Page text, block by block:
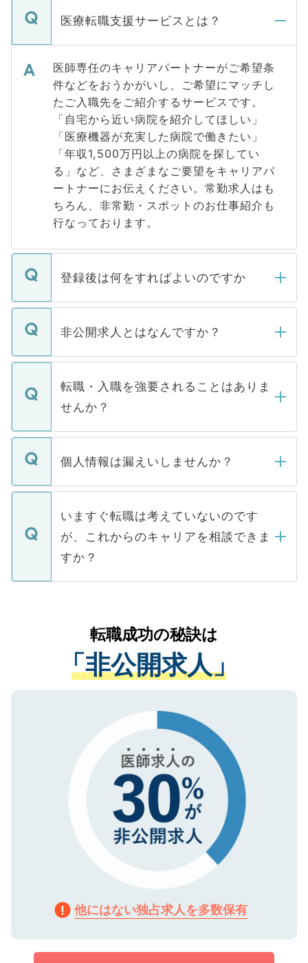
医療転職支援サービスとは？
医師専任のキャリアパートナーがご希望条
件などをおうかがいし、ご希望にマッチし
たご入職先をご紹介するサービスです。
「自宅から近い病院を紹介してほしい」
「医療機器が充実した病院で働きたい」
「年収1,500万円以上の病院を探してい
る」など、さまざまなご要望をキャリアパ
ートナーにお伝えください。常勤求人はも
ちろん、非常勤・スポットのお仕事紹介も
行なっております。
登録後は何をすればよいのですか
ご登録いただきましたら、弊社担当者がご
登録内容を確認し、その後メールもしくは
ます。通常、5営業日以内にはご連絡をせて
いただきますので、しばらくお待ちくださ
い。
非公開求人とはなんですか？
マイナビDOCTORで取り扱っている求人の
うち約3割は、Webサイトからご覧いただ
けない「非公開求人」です。非公開求人は
下記の理由によって、一般には公開してい
ません。
■応募殺到を避けるため 人気のある医療機
関を公にしてしまうと、応募が殺到する場
に、医療機関が求める条件に合った人材の
みを人材紹介会社に依頼するケースが増え
ています。
転職・入職を強要されることはありま
せんか？
転職・入職を強要することは一切ありませ
ん。また、仮に応募先から内定をいただい
定を承諾する必要はありません。内定先へ
の辞退の連絡はキャリアパートナーが行い
ますので、ご安心ください。
個人情報は漏えいしませんか？
個人情報が漏えいすることはありませんの
で、ご安心ください。当サイトからの登録
などで収集したご登録者様の個人情報は、
ご本人のキャリアアップおよび転職活動の
支援を目的に使用いたします。お預かりし
ているすべての個人データはご本人の許可
は、個人情報の取り扱いについての厳密な
管理基準を満たした事業者のみに付与され
る、プライバシーマークを取得済みです。
ご登録いただいた個人情報は、SSL（デー
で、機密保持に関してもご安心ください。
いますぐ転職は考えていないのです
が、これからのキャリアを相談できま
すか？
かがいして、現在の医療機関の状況や紹介
経験をまじえながら、適切なアドバイスを
させていただきます。すぐにご転職をされ
ない方には、長期的なサポートが可能です
ので、まずはご登録ください。
転職成功の秘訣は
「非公開求人」
他にはない独占求人を多数保有